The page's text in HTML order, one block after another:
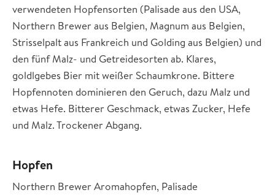
verwendeten Hopfensorten (Palisade aus den USA,
Northern Brewer aus Belgien, Magnum aus Belgien,
Strisselpalt aus Frankreich und Golding aus Belgien) und
den fünf Malz- und Getreidesorten ab. Klares,
goldlgebes Bier mit weißer Schaumkrone. Bittere
Hopfennoten dominieren den Geruch, dazu Malz und
etwas Hefe. Bitterer Geschmack, etwas Zucker, Hefe
und Malz. Trockener Abgang.
Hopfen
Northern Brewer Aromahopfen, Palisade